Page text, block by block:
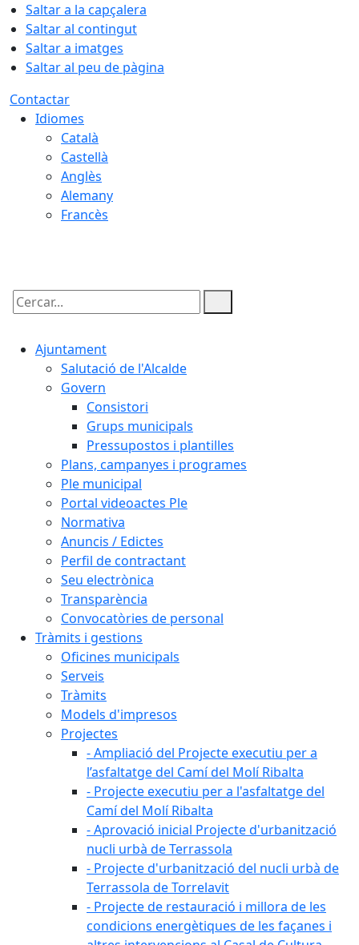
Saltar a la capçalera
Saltar al contingut
Saltar a imatges
Saltar al peu de pàgina
Contactar
Idiomes
Català
Castellà
Anglès
Alemany
Francès
Cercar:
Ajuntament
Salutació de l'Alcalde
Govern
Consistori
Grups municipals
Pressupostos i plantilles
Plans, campanyes i programes
Ple municipal
Portal videoactes Ple
Normativa
Anuncis / Edictes
Perfil de contractant
Seu electrònica
Transparència
Convocatòries de personal
Tràmits i gestions
Oficines municipals
Serveis
Tràmits
Models d'impresos
Projectes
- Ampliació del Projecte executiu per a
l’asfaltatge del Camí del Molí Ribalta
- Projecte executiu per a l'asfaltatge del
Camí del Molí Ribalta
- Aprovació inicial Projecte d'urbanització
nucli urbà de Terrassola
- Projecte d'urbanització del nucli urbà de
Terrassola de Torrelavit
- Projecte de restauració i millora de les
condicions energètiques de les façanes i